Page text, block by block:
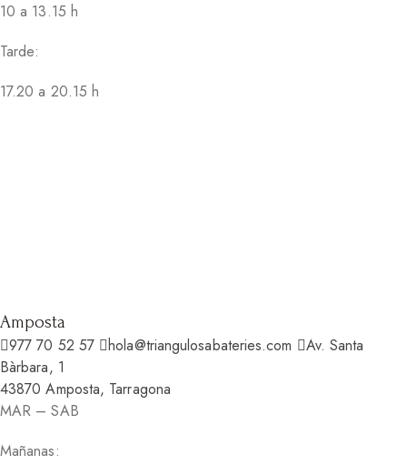
10 a 13.15 h
Tarde:
17.20 a 20.15 h
Amposta
977 70 52 57 hola@triangulosabateries.com
Av. Santa
Bàrbara, 1
43870 Amposta, Tarragona
MAR – SAB
Mañanas: